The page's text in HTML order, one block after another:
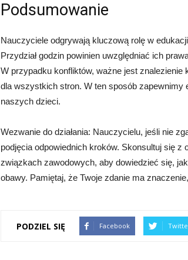
Podsumowanie
Nauczyciele odgrywają kluczową rolę w
Przydział godzin powinien uwzględniać ich
W przypadku konfliktów, ważne jest
dla wszystkich stron. W ten sposób
naszych dzieci.
Wezwanie do działania: Nauczycielu, jeśli nie
podjęcia odpowiednich kroków. Skonsultuj się
związkach zawodowych, aby dowiedzieć się,
obawy. Pamiętaj, że Twoje zdanie ma
PODZIEL SIĘ Facebook